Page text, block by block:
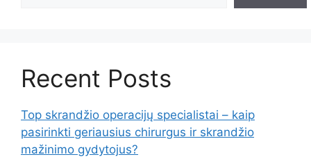
Recent Posts
Top skrandžio operacijų specialistai – kaip
pasirinkti geriausius chirurgus ir skrandžio
mažinimo gydytojus?